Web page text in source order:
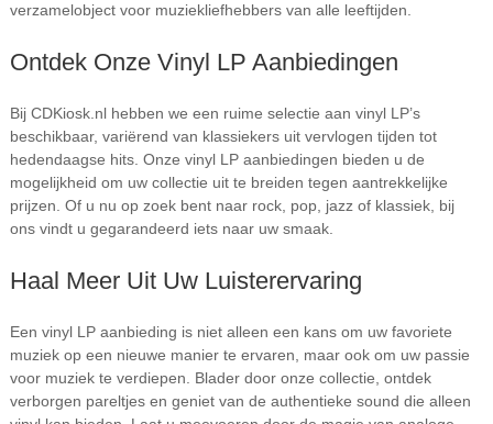
verzamelobject voor muziekliefhebbers van alle leeftijden.
Ontdek Onze Vinyl LP Aanbiedingen
Bij CDKiosk.nl hebben we een ruime selectie aan vinyl LP’s
beschikbaar, variërend van klassiekers uit vervlogen tijden tot
hedendaagse hits. Onze vinyl LP aanbiedingen bieden u de
mogelijkheid om uw collectie uit te breiden tegen aantrekkelijke
prijzen. Of u nu op zoek bent naar rock, pop, jazz of klassiek, bij
ons vindt u gegarandeerd iets naar uw smaak.
Haal Meer Uit Uw Luisterervaring
Een vinyl LP aanbieding is niet alleen een kans om uw favoriete
muziek op een nieuwe manier te ervaren, maar ook om uw passie
voor muziek te verdiepen. Blader door onze collectie, ontdek
verborgen pareltjes en geniet van de authentieke sound die alleen